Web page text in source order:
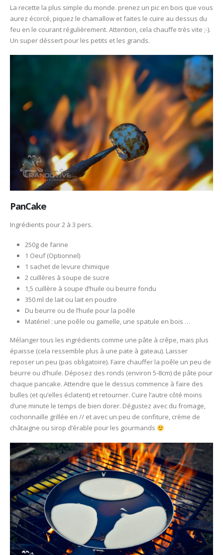
La recette la plus simple du monde. prenez un pic en bois que vous
aurez écorcé, piquez le chamallow et faites le cuire au dessus du
feu en le courant régulièrement. Attention, cela chauffe très vite ;-).
Un super déssert pour les petits et les grands.
PanCake
Ingrédients pour 2 à 3 pers.
250g de farine
1 Oeuf (Optionnel)
1 sachet de levure chimique
2 cuillères à soupe de sucre
1,5 cuillère à soupe d’huile ou beurre fondu
350 ml de lait ou lait en poudre
Du beurre ou de l’huile pour la poêle
Matériel : une poêle ou gamelle, une spatule en bois …
Mélanger tous les ingrédients comme une pâte à crêpe, mais plus
épaisse (cela ressemble plus à une pate à gateau). Laisser
reposer un peu (pas obligatoire). Faire chauffer la poêle un peu de
beurre ou d’huile. Déposez des ronds (environ 5-8cm) de pâte pour
chaque pancake. Attendre que le dessus commence à faire des
bulles (et qu’elles éclatent) et retourner. Cuire l’autre côté moins
d’une minute le temps de bien dorer. Dégustez avec du fromage,
cochonnaille grillée en // et avec un peu de confiture, crème de
châtaigne ou sirop d’érable pour les gourmands